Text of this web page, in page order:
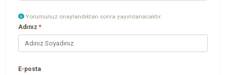
Yorumunuz onaylandıktan sonra yayımlanacaktır.
Adınız*
E-posta